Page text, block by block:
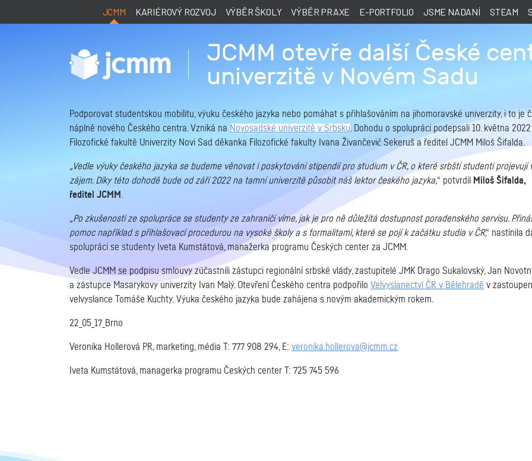
JCMM KARIÉROVÝ ROZVOJ VÝBĚR ŠKOLY VÝBĚR PRAXE E-PORTFOLIO JSME NADANÍ STEAM
JCMM otevře další České
univerzitě v Novém Sadu
Podporovat studentskou mobilitu, výuku českého jazyka nebo pomáhat s přihlašováním na jihomoravské univerzity, i to je
náplně nového Českého centra. Vzniká na Novosadské univerzitě v Srbsku . Dohodu o spolupráci podepsali 10. května
Filozofické fakultě Univerzity Novi Sad děkanka Filozofické fakulty Ivana Živančević Sekeruš a ředitel JCMM Miloš Šifalda.
„Vedle výuky českého jazyka se budeme věnovat i poskytování stipendií pro studium v ČR, o které srbští studenti projevují
zájem. Díky této dohodě bude od září 2022 na tamní univerzitě působit náš lektor českého jazyka,“ potvrdil
Miloš Šifalda,
ředitel JCMM
„Po zkušenosti ze spolupráce se studenty ze zahraničí víme, jak je pro ně důležitá dostupnost poradenského servisu.
pomoc například s přihlašovací procedurou na vysoké školy a s formalitami, které se pojí k začátku studia v ČR,“ nastínila
spolupráci se studenty Iveta Kumstátová, manažerka programu Českých center za JCMM.
Vedle JCMM se podpisu smlouvy zúčastnili zástupci regionální srbské vlády, zastupitelé JMK Drago Sukalovský, Jan
a zástupce Masarykovy univerzity Ivan Malý. Otevření Českého centra podpořilo Velvyslanectví ČR v Bělehradě v
velvyslance Tomáše Kuchty. Výuka českého jazyka bude zahájena s novým akademickým rokem.
22_05_17_Brno
Veronika Hollerová PR, marketing, média T: 777 908 294, E: veronika.hollerova@jcmm.cz
Iveta Kumstátová, managerka programu Českých center T: 725 745 596